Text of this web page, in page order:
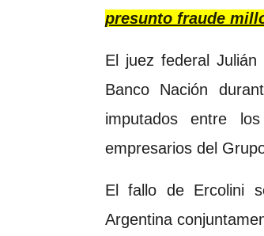
presunto fraude
El juez federal
Banco Nación
imputados entre
empresarios del
El fallo de Ercolini
Argentina